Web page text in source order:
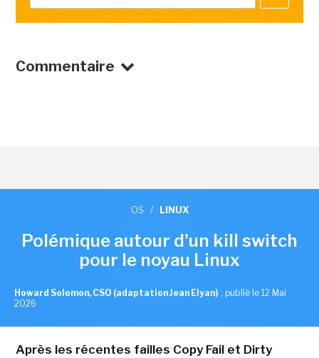
Commentaire
OS / LINUX
Polémique autour d'un kill switch
pour le noyau Linux
Howard Solomon, CSO (adaptation Jean Elyan) , publié le 12 Mai
2026
Après les récentes failles Copy Fail et Dirty